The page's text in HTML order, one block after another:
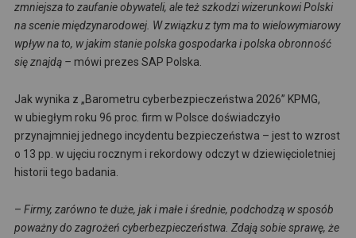
zmniejsza to zaufanie obywateli, ale też szkodzi wizerunkowi Polski
na scenie międzynarodowej. W związku z tym ma to wielowymiarowy
wpływ na to, w jakim stanie polska gospodarka i polska obronność
się znajdą – mówi prezes SAP Polska.
Jak wynika z „Barometru cyberbezpieczeństwa 2026” KPMG,
w ubiegłym roku 96 proc. firm w Polsce doświadczyło
przynajmniej jednego incydentu bezpieczeństwa – jest to wzrost
o 13 pp. w ujęciu rocznym i rekordowy odczyt w dziewięcioletniej
historii tego badania.
– Firmy, zarówno te duże, jak i małe i średnie, podchodzą w sposób
poważny do zagrożeń cyberbezpieczeństwa. Zdają sobie sprawę, że